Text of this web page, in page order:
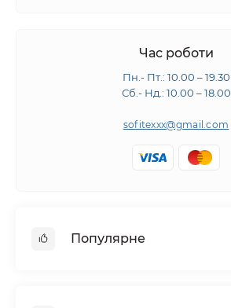
Час роботи
Пн.- Пт.: 10.00 – 19.30
Сб.- Нд.: 10.00 – 18.00
sofitexxx@gmail.com
Популярне